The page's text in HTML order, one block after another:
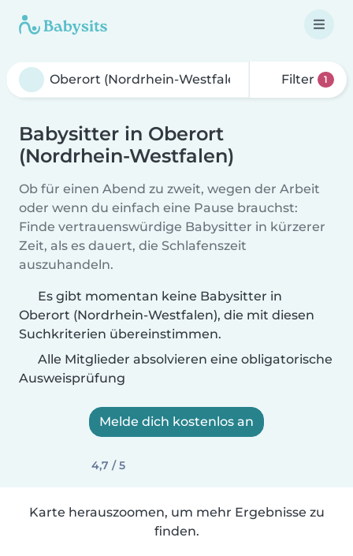
Filter 1
Babysitter in Oberort
(Nordrhein-Westfalen)
Ob für einen Abend zu zweit, wegen der Arbeit
oder wenn du einfach eine Pause brauchst:
Finde vertrauenswürdige Babysitter in kürzerer
Zeit, als es dauert, die Schlafenszeit
auszuhandeln.
Es gibt momentan keine Babysitter in
Oberort (Nordrhein-Westfalen), die mit diesen
Suchkriterien übereinstimmen.
Alle Mitglieder absolvieren eine obligatorische
Ausweisprüfung
Melde dich kostenlos an
4,7 / 5
Karte herauszoomen, um mehr Ergebnisse zu
finden.